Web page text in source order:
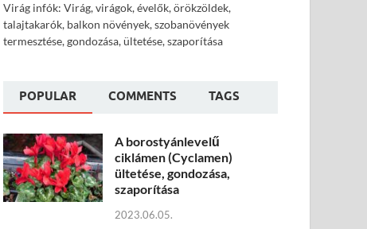
Virág infók: Virág, virágok, évelők, örökzöldek,
talajtakarók, balkon növények, szobanövények
termesztése, gondozása, ültetése, szaporítása
POPULAR COMMENTS TAGS
A borostyánlevelű
ciklámen (Cyclamen)
ültetése, gondozása,
szaporítása
2023.06.05.